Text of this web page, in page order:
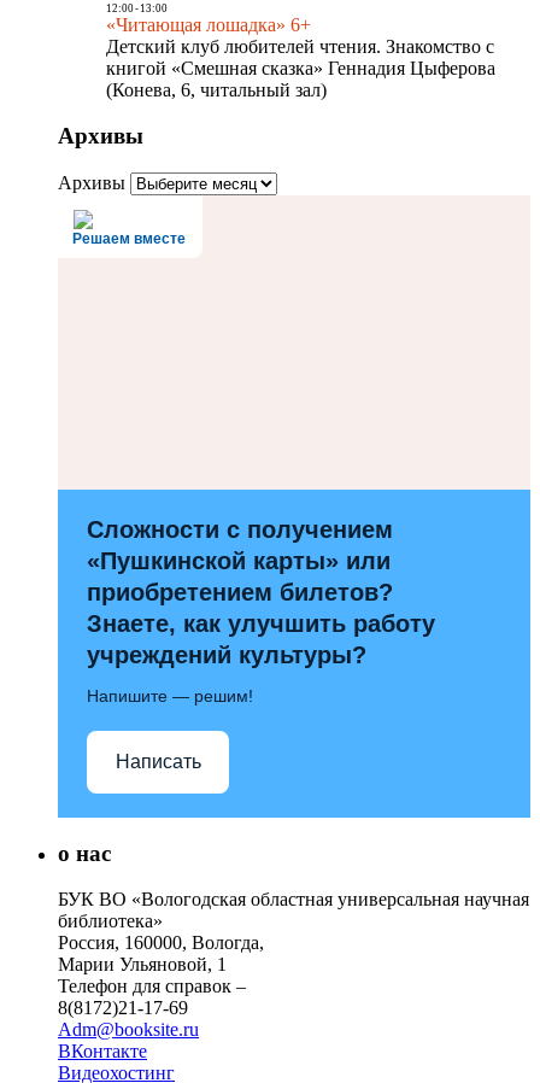
12:00- 13:00
«Читающая лошадка» 6+
Детский клуб любителей чтения. Знакомство с
книгой «Смешная сказка» Геннадия Цыферова
(Конева, 6, читальный зал)
Архивы
Архивы
Решаем вместе
Сложности с получением
«Пушкинской карты» или
приобретением билетов?
Знаете, как улучшить работу
учреждений культуры?
Напишите — решим!
Написать
о нас
БУК ВО «Вологодская областная универсальная научная
библиотека»
Россия, 160000, Вологда,
Марии Ульяновой, 1
Телефон для справок –
8(8172)21-17-69
Adm@booksite.ru
ВКонтакте
Видеохостинг